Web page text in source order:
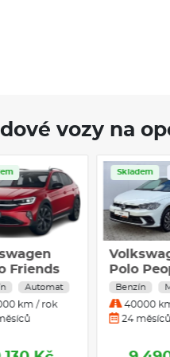
vozy na
Friends
Automat
km / rok
Skladem
Polo
1,0TSI /
Benzín
40000
24 měsíců